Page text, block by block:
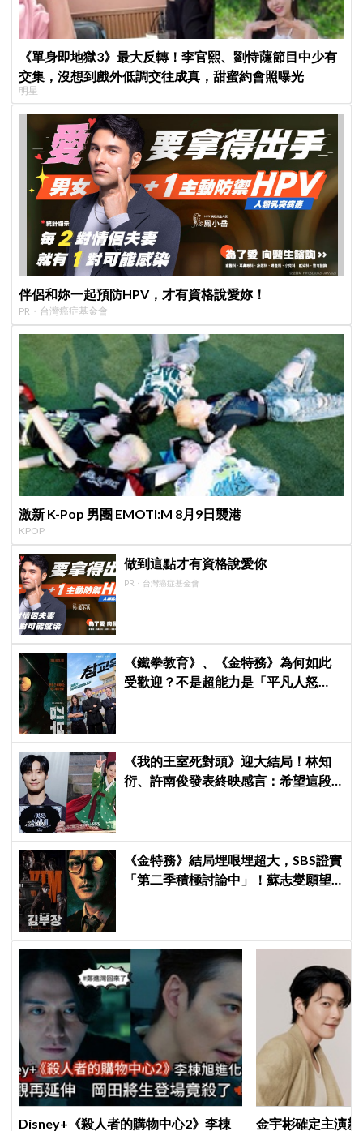
《單身即地獄3》最大反轉！李官熙、劉恃蘟節目中少有
交集，沒想到戲外低調交往成真，甜蜜約會照曝光
明星
伴侶和妳一起預防HPV，才有資格說愛妳！
PR・台灣癌症基金會
激新 K-Pop 男團 EMOTI:M 8月9日襲港
KPOP
做到這點才有資格說愛你
PR・台灣癌症基金會
《鐵拳教育》、《金特務》為何如此
受歡迎？不是超能力是「平凡人怒
《我的王室死對頭》迎大結局！林知
衍、許南俊發表終映感言：希望這段
《金特務》結局埋哏埋超大，SBS證實
「第二季積極討論中」！蘇志燮願望
Disney+《殺人者的購物中心2》李棟 金宇彬確定主演